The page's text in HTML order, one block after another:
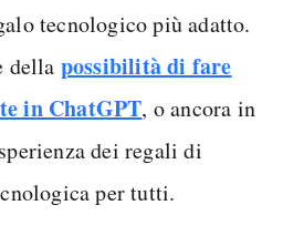
tecnologico più adatto.
della possibilità di fare
in ChatGPT, o ancora in
dei regali di
per tutti.